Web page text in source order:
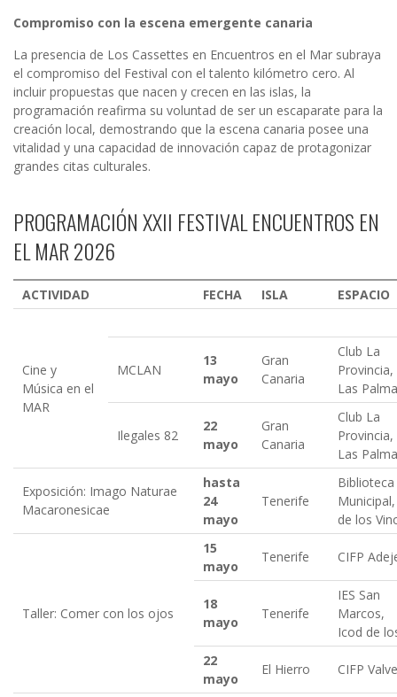
Compromiso con la escena emergente canaria
La presencia de Los Cassettes en Encuentros en el Mar subraya
el compromiso del Festival con el talento kilómetro cero. Al
incluir propuestas que nacen y crecen en las islas, la
programación reafirma su voluntad de ser un escaparate para la
creación local, demostrando que la escena canaria posee una
vitalidad y una capacidad de innovación capaz de protagonizar
grandes citas culturales.
PROGRAMACIÓN XXII FESTIVAL ENCUENTROS EN
EL MAR 2026
ACTIVIDAD FECHA ISLA ESPACIO
Cine y
Música en el
MAR
MCLAN
13
mayo
Gran
Canaria
Club La
Las
Ilegales 82
22
mayo
Gran
Canaria
Club La
Las
Exposición: Imago Naturae
Macaronesicae
hasta
24
mayo
Tenerife
Biblioteca
de los
Taller: Comer con los ojos
15
mayo
Tenerife CIFP
18
mayo
Tenerife
IES San
Icod de
22
mayo
El Hierro CIFP